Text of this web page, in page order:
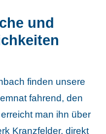
und
finden unsere
fahrend, den
man ihn über
Kranzfelder, direkt